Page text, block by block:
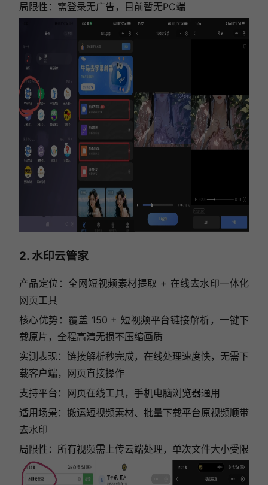
局限性：需登录无广告，目前暂无PC端
2. 水印云管家
产品定位：全网短视频素材提取 + 在线去水印一体化
网页工具
核心优势：覆盖 150 + 短视频平台链接解析，一键下
载原片，全程高清无损不压缩画质
实测表现：链接解析秒完成，在线处理速度快，无需下
载客户端，网页直接操作
支持平台：网页在线工具，手机电脑浏览器通用
适用场景：搬运短视频素材、批量下载平台原视频顺带
去水印
局限性：所有视频需上传云端处理，单次文件大小受限